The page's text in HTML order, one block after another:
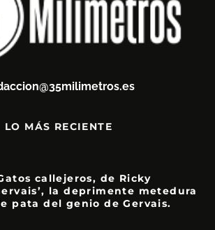
LO MÁS RECIENTE
callejeros, de Ricky
la deprimente metedura
pata del genio de Gervais.